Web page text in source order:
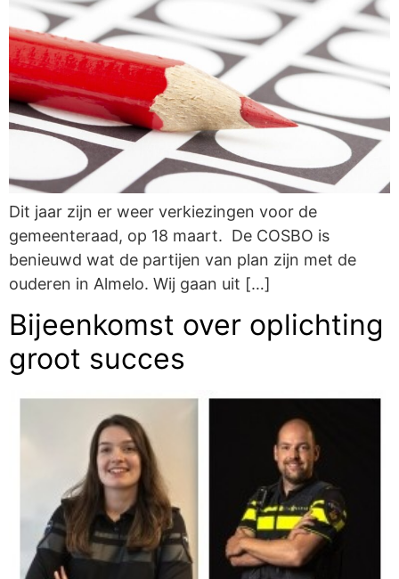
Dit jaar zijn er weer verkiezingen voor de
gemeenteraad, op 18 maart. De COSBO is
benieuwd wat de partijen van plan zijn met de
ouderen in Almelo. Wij gaan uit […]
Bijeenkomst over oplichting
groot succes